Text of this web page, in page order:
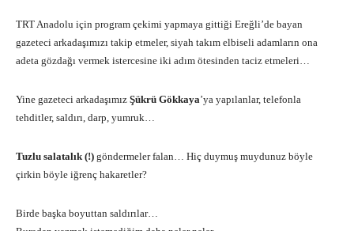
TRT Anadolu için program çekimi yapmaya gittiği Ereğli’de bayan
gazeteci arkadaşımızı takip etmeler, siyah takım elbiseli adamların ona
adeta gözdağı vermek istercesine iki adım ötesinden taciz etmeleri…
Yine gazeteci arkadaşımız Şükrü Gökkaya’ya yapılanlar, telefonla
tehditler, saldırı, darp, yumruk…
Tuzlu salatalık (!) göndermeler falan… Hiç duymuş muydunuz böyle
çirkin böyle iğrenç hakaretler?
Birde başka boyuttan saldırılar…